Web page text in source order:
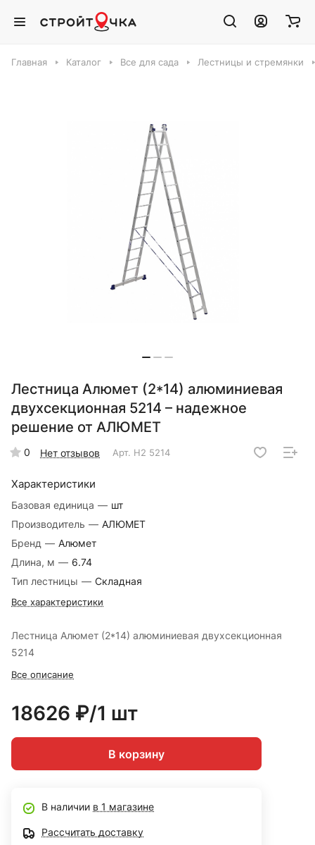
Главная Каталог Все для сада Лестницы и стремянки
Лестница Алюмет (2*14) алюминиевая
двухсекционная 5214 – надежное
решение от АЛЮМЕТ
0 Нет отзывов Арт. H2 5214
Характеристики
Базовая единица — шт
Производитель — АЛЮМЕТ
Бренд — Алюмет
Длина, м — 6.74
Тип лестницы — Складная
Все характеристики
Лестница Алюмет (2*14) алюминиевая двухсекционная
5214
Все описание
18626 ₽/1 шт
В корзину
В наличии в 1 магазине
Рассчитать доставку